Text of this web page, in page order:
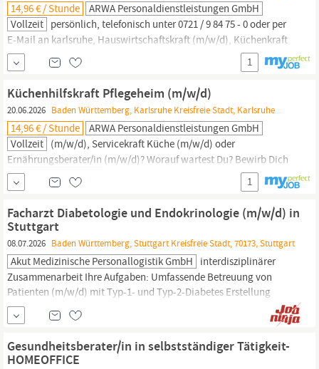
14,96 € / Stunde
ARWA Personaldienstleistungen GmbH
Vollzeit persönlich, telefonisch unter 0721 / 9 84 75 - 0 oder per
E-Mail an karlsruhe, Hauswirtschaftskraft (m/w/d), Küchenkraft
(m/w/d), Koch (m/w/d) (m/w/d), Verpflegungsfachkraft (m/w/d),
Servicekraft Küche (m/w/d) oder
Ernährungsberater/in(m/w/d)
Nutze die Chance und bewirb Dich jetzt! Mit Deiner Bewerbung
erklärst Du Dich mit den Datenschutzrichtlinien...
1
Küchenhilfskraft Pflegeheim (m/w/d)
20.06.2026 Baden Württemberg, Karlsruhe Kreisfreie Stadt, Karlsruhe
14,96 € / Stunde
ARWA Personaldienstleistungen GmbH
Vollzeit (m/w/d), Servicekraft Küche (m/w/d) oder
Ernährungsberater/in (m/w/d)? Worauf wartest Du? Bewirb Dich
jetzt gleich online auf dieses Stellenangebot! Mit Deiner
Bewerbung erklärst Du Dich mit den Datenschutzrichtlinien der
Firma ARWA Personaldienstleistungen GmbH einverstanden.
Diese findest Du auf unserer Homepage www.arwa.de unter dem
Punkt ...
1
Facharzt Diabetologie und Endokrinologie (m/w/d) in
Stuttgart
08.07.2026 Baden Württemberg, Stuttgart Kreisfreie Stadt, 70173, Stuttgart
Akut Medizinische Personallogistik GmbH interdisziplinärer
Zusammenarbeit Ihre Aufgaben: Umfassende Betreuung von
Patienten (m/w/d) mit Typ-1- und Typ-2-Diabetes Erstellung
individueller Therapie- und Schulungskonzepte Prävention und
Beratung bei Folge- und Begleiterkrankungen Zusammenarbeit
im interdisziplinären Team aus Fachärzten,
und Diabetesassistenten Mitwirkung an...
Gesundheitsberater/in in selbstständiger Tätigkeit-
HOMEOFFICE